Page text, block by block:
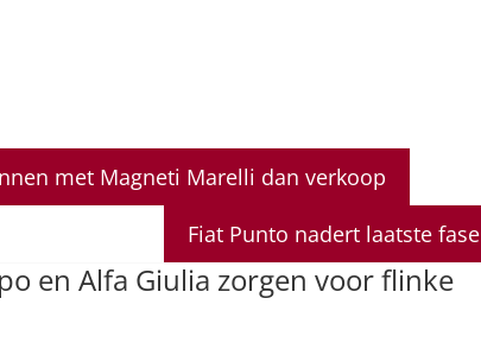
met Magneti Marelli dan verkoop
Fiat Punto nadert laatste fase
en Alfa Giulia zorgen voor flinke